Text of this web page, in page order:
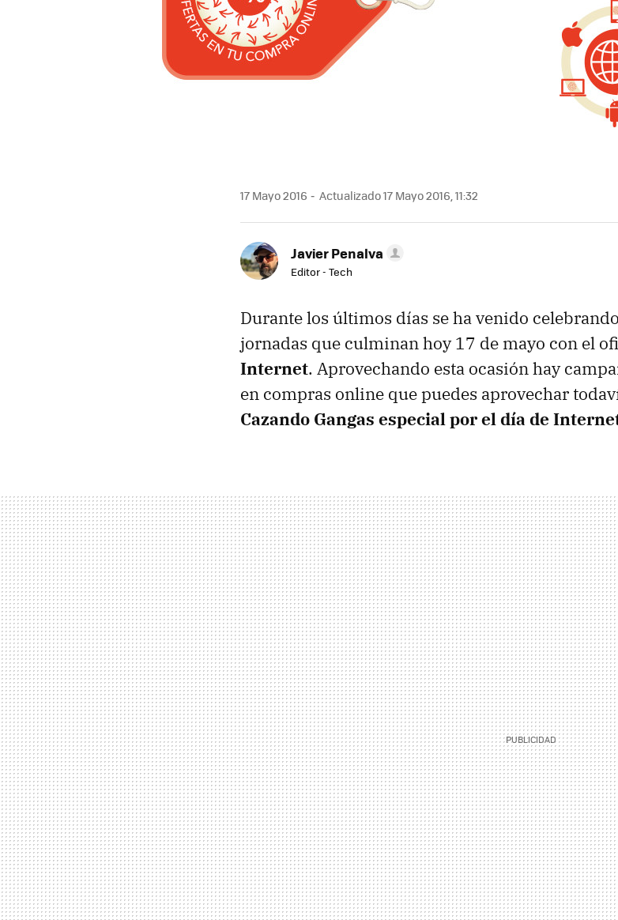
17 Mayo 2016 Actualizado 17 Mayo 2016, 11:32
Javier Penalva
Editor - Tech
Durante los últimos días se ha venido
jornadas que culminan hoy 17 de mayo con el
Internet. Aprovechando esta ocasión hay
en compras online que puedes aprovechar
Cazando Gangas especial por el día de